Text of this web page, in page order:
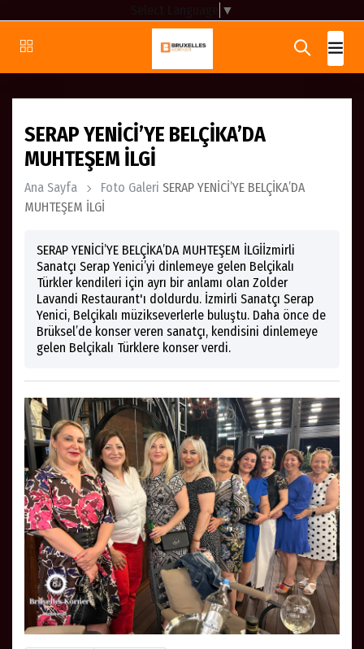
▼
SERAP YENİCİ’YE BELÇİKA’DA
MUHTEŞEM İLGİ
Ana Sayfa Foto Galeri SERAP YENİCİ’YE BELÇİKA’DA
MUHTEŞEM İLGİ
SERAP YENİCİ’YE BELÇİKA’DA MUHTEŞEM İLGİİzmirli
Sanatçı Serap Yenici’yi dinlemeye gelen Belçikalı
Türkler kendileri için ayrı bir anlamı olan Zolder
Lavandi Restaurant'ı doldurdu. İzmirli Sanatçı Serap
Yenici, Belçikalı müzikseverlerle buluştu. Daha önce de
Brüksel’de konser veren sanatçı, kendisini dinlemeye
gelen Belçikalı Türklere konser verdi.